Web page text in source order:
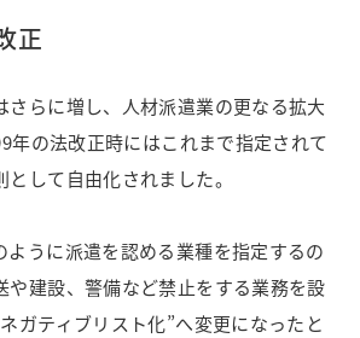
正
さらに増し、人材派遣業の更なる拡大
年の法改正時にはこれまで指定されて
して自由化されました。
ように派遣を認める業種を指定するの
や建設、警備など禁止をする業務を設
ガティブリスト化”へ変更になったと